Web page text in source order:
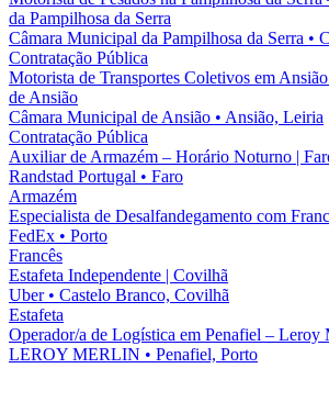
da Pampilhosa da Serra
Câmara Municipal da Pampilhosa da Serra •
Contratação Pública
Motorista de Transportes Coletivos em
de Ansião
Câmara Municipal de Ansião • Ansião, Leiria
Contratação Pública
Auxiliar de Armazém – Horário Noturno |
Randstad Portugal • Faro
Armazém
Especialista de Desalfandegamento com
FedEx • Porto
Francês
Estafeta Independente | Covilhã
Uber • Castelo Branco, Covilhã
Estafeta
Operador/a de Logística em Penafiel – Leroy
LEROY MERLIN • Penafiel, Porto